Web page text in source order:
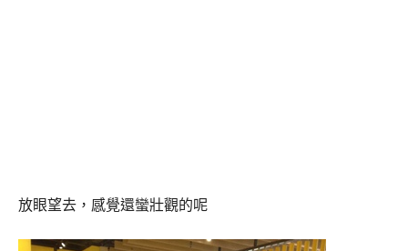
放眼望去，感覺還蠻壯觀的呢